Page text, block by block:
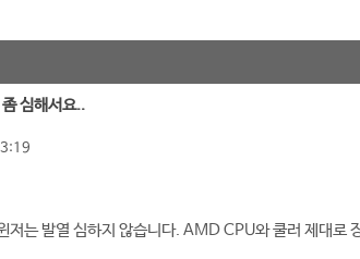
심해서요..
저는 발열 심하지 않습니다. AMD CPU와 쿨러 제대로